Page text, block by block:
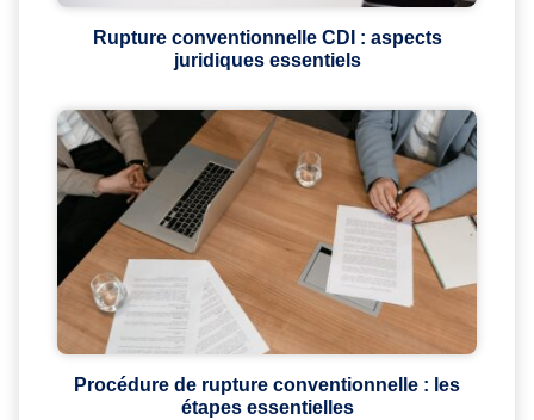
Rupture conventionnelle CDI : aspects
juridiques essentiels
Procédure de rupture conventionnelle : les
étapes essentielles